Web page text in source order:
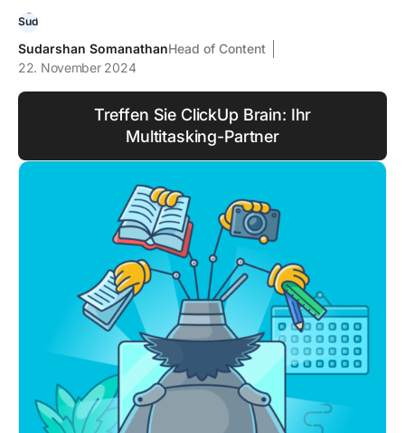
Sudarshan SomanathanHead of Content
22. November 2024
Treffen Sie ClickUp Brain: Ihr
Multitasking-Partner